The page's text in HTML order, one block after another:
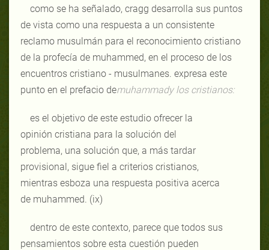
como se ha señalado, cragg desarrolla sus puntos
de vista como una respuesta a un consistente
reclamo musulmán para el reconocimiento cristiano
de la profecía de muhammed, en el proceso de los
encuentros cristiano - musulmanes. expresa este
punto en el prefacio demuhammady los cristianos:
es el objetivo de este estudio ofrecer la
opinión cristiana para la solución del
problema, una solución que, a más tardar
provisional, sigue fiel a criterios cristianos,
mientras esboza una respuesta positiva acerca
de muhammed. (ix)
dentro de este contexto, parece que todos sus
pensamientos sobre esta cuestión pueden